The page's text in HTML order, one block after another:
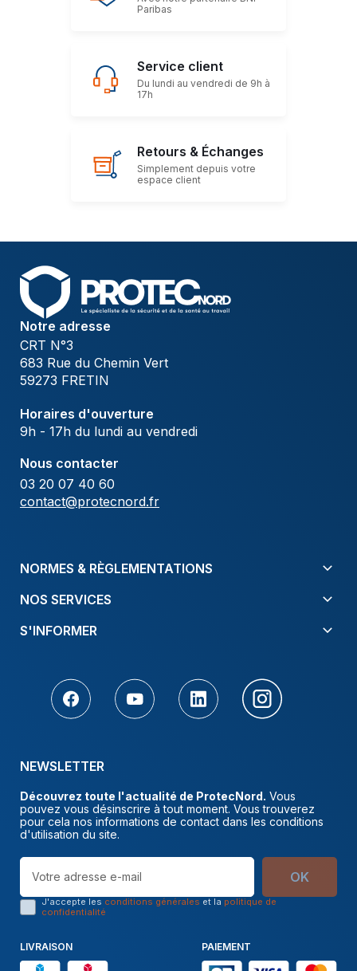
Paribas
Service client
Du lundi au vendredi de 9h à
17h
Retours & Échanges
Simplement depuis votre
espace client
Notre adresse
CRT N°3
683 Rue du Chemin Vert
59273 FRETIN
Horaires d'ouverture
9h - 17h du lundi au vendredi
Nous contacter
03 20 07 40 60
contact@protecnord.fr
NORMES & RÈGLEMENTATIONS
NOS SERVICES
S'INFORMER
NEWSLETTER
Découvrez toute l'actualité de ProtecNord. Vous
pouvez vous désinscrire à tout moment. Vous trouverez
pour cela nos informations de contact dans les conditions
d'utilisation du site.
OK
J'accepte les conditions générales et la politique de
confidentialité
LIVRAISON PAIEMENT